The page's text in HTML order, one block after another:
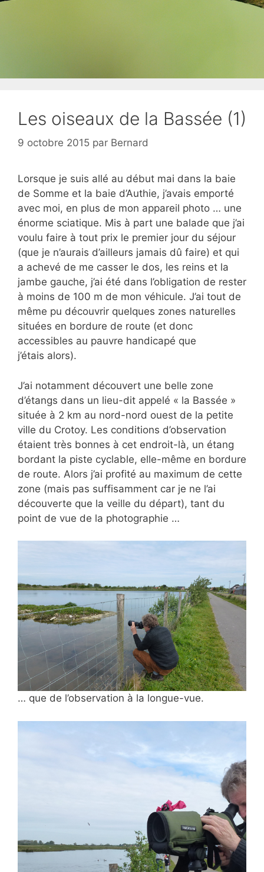
Les oiseaux de la Bassée (1)
9 octobre 2015 par Bernard
Lorsque je suis allé au début mai dans la baie
de Somme et la baie d’Authie, j’avais emporté
avec moi, en plus de mon appareil photo … une
énorme sciatique. Mis à part une balade que j’ai
voulu faire à tout prix le premier jour du séjour
(que je n’aurais d’ailleurs jamais dû faire) et qui
a achevé de me casser le dos, les reins et la
jambe gauche, j’ai été dans l’obligation de rester
à moins de 100 m de mon véhicule. J’ai tout de
même pu découvrir quelques zones naturelles
situées en bordure de route (et donc
accessibles au pauvre handicapé que
j’étais alors).
J’ai notamment découvert une belle zone
d’étangs dans un lieu-dit appelé « la Bassée »
située à 2 km au nord-nord ouest de la petite
ville du Crotoy. Les conditions d’observation
étaient très bonnes à cet endroit-là, un étang
bordant la piste cyclable, elle-même en bordure
de route. Alors j’ai profité au maximum de cette
zone (mais pas suffisamment car je ne l’ai
découverte que la veille du départ), tant du
point de vue de la photographie …
… que de l’observation à la longue-vue.